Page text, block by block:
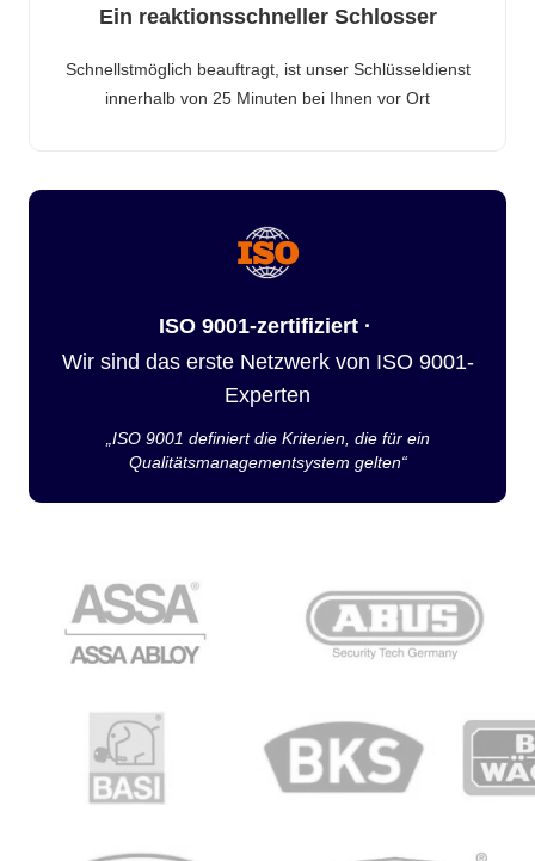
Ein reaktionsschneller Schlosser
Schnellstmöglich beauftragt, ist unser Schlüsseldienst
innerhalb von 25 Minuten bei Ihnen vor Ort
ISO 9001-zertifiziert ·
Wir sind das erste Netzwerk von ISO 9001-
Experten
„ISO 9001 definiert die Kriterien, die für ein
Qualitätsmanagementsystem gelten“